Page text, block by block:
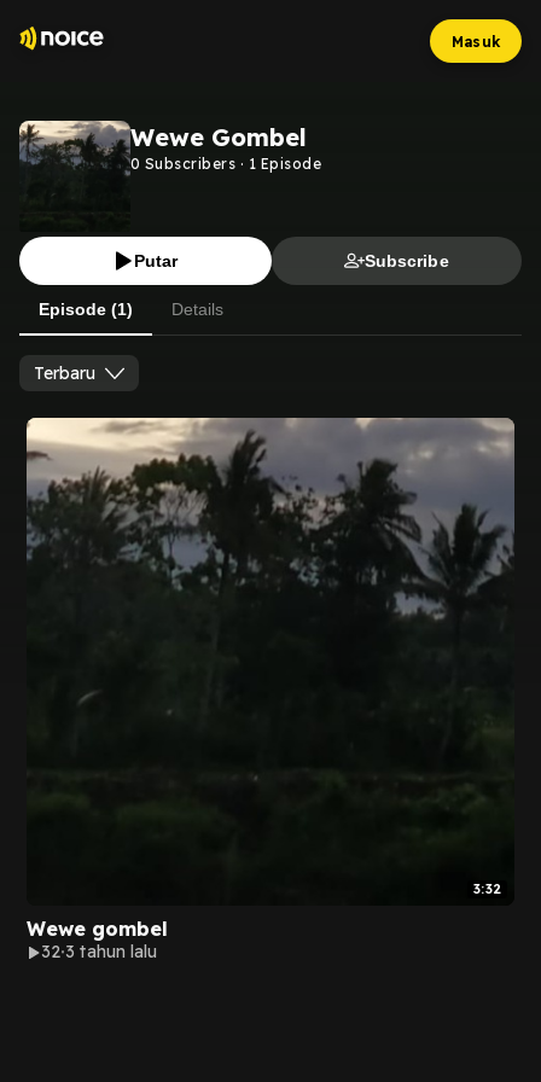
Masuk
Wewe Gombel
0 Subscribers · 1 Episode
Putar Subscribe
Episode (1) Details
Terbaru
3:32
Wewe gombel
32 3 tahun lalu